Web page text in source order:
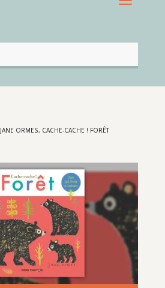
JANE ORMES, CACHE-CACHE ! FORÊT